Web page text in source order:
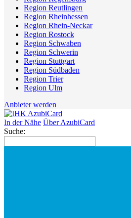
Region Reutlingen
Region Rheinhessen
Region Rhein-Neckar
Region Rostock
Region Schwaben
Region Schwerin
Region Stuttgart
Region Südbaden
Region Trier
Region Ulm
Anbieter werden
In der Nähe Über AzubiCard
Suche: